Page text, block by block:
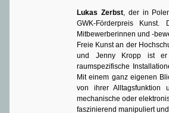
Lukas Zerbst, der in
GWK-Förderpreis
Mitbewerberinnen und -
Freie Kunst an der
und Jenny Kropp ist er
raumspezifische
Mit einem ganz eigenen
von ihrer Alltagsfunktion
mechanische oder
faszinierend manipuliert